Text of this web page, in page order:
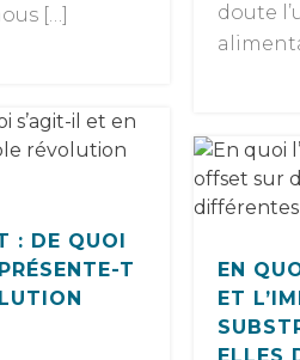
[…]
doute
: DE QUOI
T
EN
ET